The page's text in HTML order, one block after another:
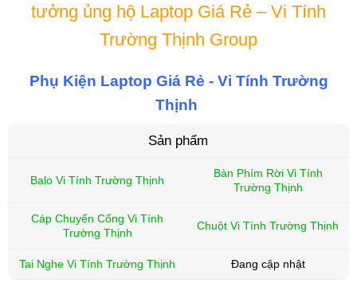
tưởng ủng hộ Laptop Giá Rẻ – Vi Tính
Trường Thịnh Group
Phụ Kiện Laptop Giá Rẻ - Vi Tính Trường
Thịnh
Sản phẩm
Balo Vi Tính Trường Thịnh
Bàn Phím Rời Vi Tính
Trường Thịnh
Cáp Chuyển Cổng Vi Tính
Trường Thịnh
Chuột Vi Tính Trường Thịnh
Tai Nghe Vi Tính Trường Thịnh Đang cập nhật